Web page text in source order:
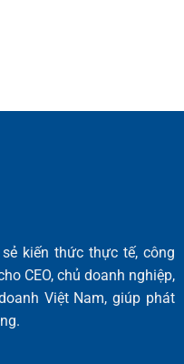
kiến thức thực tế, công
CEO, chủ doanh nghiệp,
Việt Nam, giúp phát